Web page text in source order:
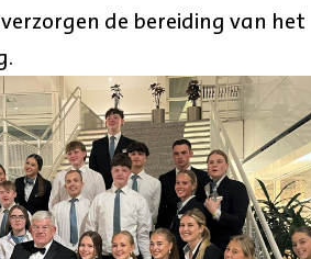
de bereiding van het